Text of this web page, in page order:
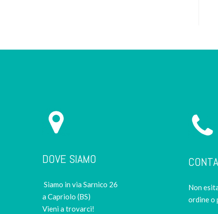
DOVE SIAMO
Siamo in via Sarnico 26
a Capriolo (BS)
Vieni a trovarci!
Non
ordine o